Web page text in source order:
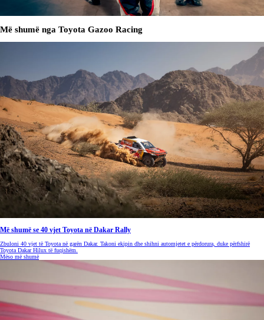
Më shumë nga Toyota Gazoo Racing
Më shumë se 40 vjet Toyota në Dakar Rally
Zbuloni 40 vjet të Toyota në garën Dakar. Takoni ekipin dhe shihni automjetet e përdorura, duke përfshirë
Toyota Dakar Hilux të fuqishëm.
Mëso më shumë